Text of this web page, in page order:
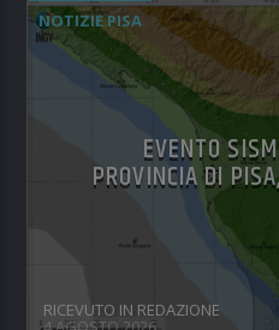
NOTIZIE PISA
EVENTO
PROVINCIA DI
RICEVUTO IN REDAZIONE